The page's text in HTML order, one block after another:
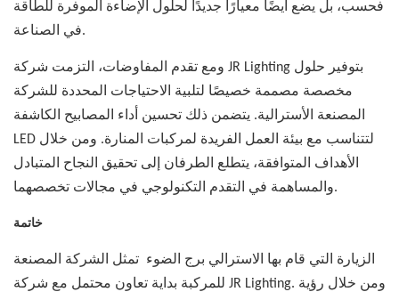
فحسب، بل يضع أيضًا معيارًا جديدًا لحلول الإضاءة الموفرة للطاقة
في الصناعة.
ومع تقدم المفاوضات، التزمت شركة JR Lighting بتوفير حلول
مخصصة مصممة خصيصًا لتلبية الاحتياجات المحددة للشركة
المصنعة الأسترالية. يتضمن ذلك تحسين أداء المصابيح الكاشفة
LED لتتناسب مع بيئة العمل الفريدة لمركبات المنارة. ومن خلال
الأهداف المتوافقة، يتطلع الطرفان إلى تحقيق النجاح المتبادل
والمساهمة في التقدم التكنولوجي في مجالات تخصصهما.
خاتمة
الزيارة التي قام بها الاسترالي برج الضوء تمثل الشركة المصنعة
للمركبة بداية تعاون محتمل مع شركة JR Lighting. ومن خلال رؤية